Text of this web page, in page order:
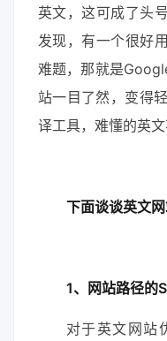
英文，这可成了头
发现，有一个很好
难题，那就是
站一目了然，变得
译工具，难懂的英文
下面谈谈英文
1、网站路径的
对于英文网站